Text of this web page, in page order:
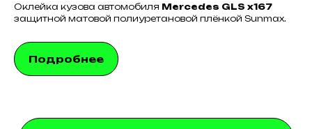
Оклейка кузова автомобиля Mercedes GLS x167
защитной матовой полиуретановой плёнкой Sunmax.
Подробнее